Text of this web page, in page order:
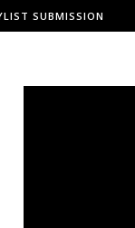
SUBMISSION